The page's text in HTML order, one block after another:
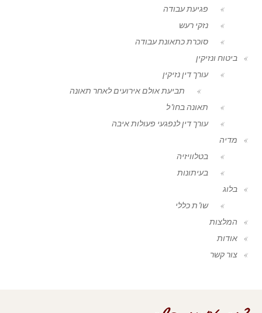
פגיעת עבודה
נזקי רעש
סוכרת כתאונת עבודה
ביטוח ונזיקין
עורך דין נזיקין
תביעת אולם אירועים לאחר תאונה
תאונה בחו"ל
עורך דין לנפגעי פעולות איבה
מדיה
בטלוויזיה
בעיתונות
בלוג
שו"ת כללי
המלצות
אודות
צור קשר